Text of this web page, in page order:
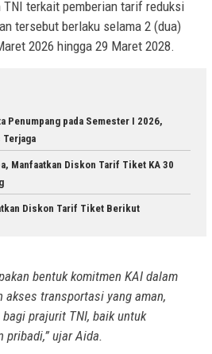
terkait pemberian tarif reduksi
tersebut berlaku selama 2 (dua)
2026 hingga 29 Maret 2028.
Penumpang pada Semester I 2026,
Manfaatkan Diskon Tarif Tiket KA 30
Diskon Tarif Tiket Berikut
bentuk komitmen KAI dalam
akses transportasi yang aman,
prajurit TNI, baik untuk
pribadi,” ujar Aida.